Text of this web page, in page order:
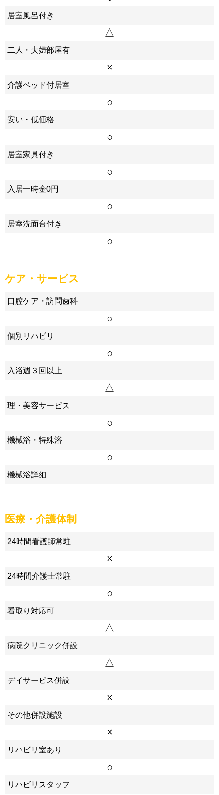
居室風呂付き
△
二人・夫婦部屋有
×
介護ベッド付居室
○
安い・低価格
○
居室家具付き
○
入居一時金0円
○
居室洗面台付き
○
ケア・サービス
口腔ケア・訪問歯科
○
個別リハビリ
○
入浴週３回以上
△
理・美容サービス
○
機械浴・特殊浴
○
機械浴詳細
医療・介護体制
24時間看護師常駐
×
24時間介護士常駐
○
看取り対応可
△
病院クリニック併設
△
デイサービス併設
×
その他併設施設
×
リハビリ室あり
○
リハビリスタッフ